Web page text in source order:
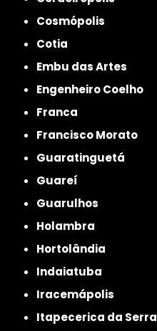
Cosmópolis
Cotia
Embu das Artes
Engenheiro Coelho
Franca
Francisco Morato
Guaratinguetá
Guareí
Guarulhos
Holambra
Hortolândia
Indaiatuba
Iracemápolis
Itapecerica da Serra